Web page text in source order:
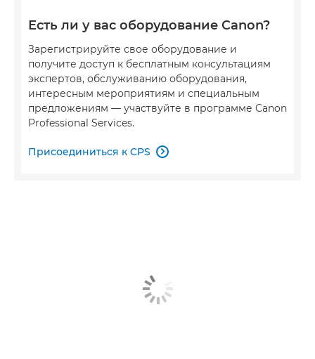
Есть ли у вас оборудование Canon?
Зарегистрируйте свое оборудование и
получите доступ к бесплатным консультациям
экспертов, обслуживанию оборудования,
интересным мероприятиям и специальным
предложениям — участвуйте в программе Canon
Professional Services.
Присоединиться к CPS 